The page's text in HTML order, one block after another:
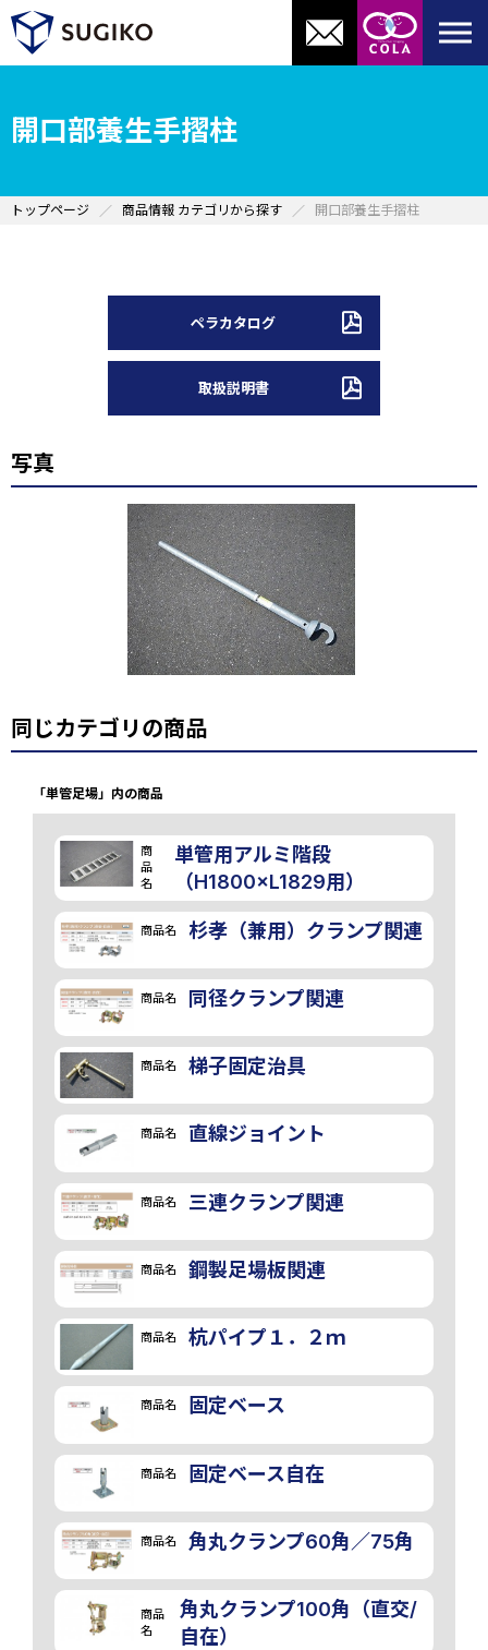
開口部養生手摺柱
トップページ 商品情報 カテゴリから探す 開口部養生手摺柱
ペラカタログ
取扱説明書
写真
同じカテゴリの商品
「単管足場」内の商品
商
品
名
単管用アルミ階段
（H1800×L1829用）
商品名 杉孝（兼用）クランプ関連
商品名 同径クランプ関連
商品名 梯子固定治具
商品名 直線ジョイント
商品名 三連クランプ関連
商品名 鋼製足場板関連
商品名 杭パイプ１．２ｍ
商品名 固定ベース
商品名 固定ベース自在
商品名 角丸クランプ60角／75角
商品
名
角丸クランプ100角（直交/
自在）